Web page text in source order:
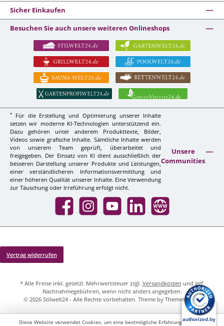
Sicher Einkaufen
Besuchen Sie auch unsere weiteren Onlineshops
*
Für die Erstellung und Optimierung unserer Inhalte
setzen wir moderne KI-Technologien unterstützend ein.
Dazu gehören unter anderem Produkttexte, Bilder,
Videos sowie grafische Inhalte. Sämtliche Inhalte werden
von unserem Team geprüft, überarbeitet und
freigegeben. Der Einsatz von KI dient ausschließlich der
besseren Darstellung unserer Produkte und Leistungen,
einer verständlicheren Informationsvermittlung und
einer höheren Qualität unserer Inhalte. Eine Verwendung
zur Täuschung oder Irreführung erfolgt nicht.
Unsere
Communities
Facebook InstagramYouTube LinkedIn Website
Vertrag widerrufen
* Alle Preise inkl. gesetzl. Mehrwertsteuer zzgl. Versandkosten und ggf.
Nachnahmegebühren, wenn nicht anders angegeben.
© 2026 Stilwelt24 - Alle Rechte vorbehalten. Theme by ThemeWare®
Diese Website verwendet Cookies, um eine bestmögliche Erfahrung bieten zu